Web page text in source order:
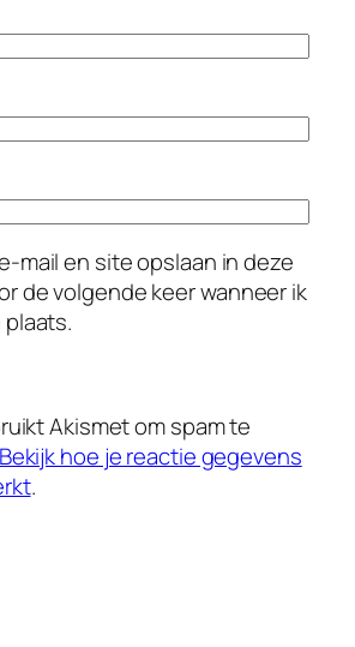
mail en site opslaan in deze
de volgende keer wanneer ik
Akismet om spam te
Bekijk hoe je reactie gegevens
.